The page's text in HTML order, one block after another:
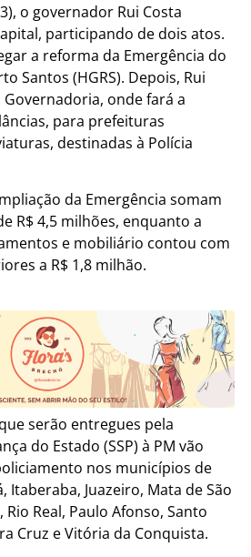
o governador Rui Costa
participando de dois atos.
a reforma da Emergência do
Santos (HGRS). Depois, Rui
onde fará a
para prefeituras
destinadas à Polícia
da Emergência somam
R$ 4,5 milhões, enquanto a
e mobiliário contou com
a R$ 1,8 milhão.
serão entregues pela
do Estado (SSP) à PM vão
nos municípios de
Itaberaba, Juazeiro, Mata de São
Rio Real, Paulo Afonso, Santo
Cruz e Vitória da Conquista.